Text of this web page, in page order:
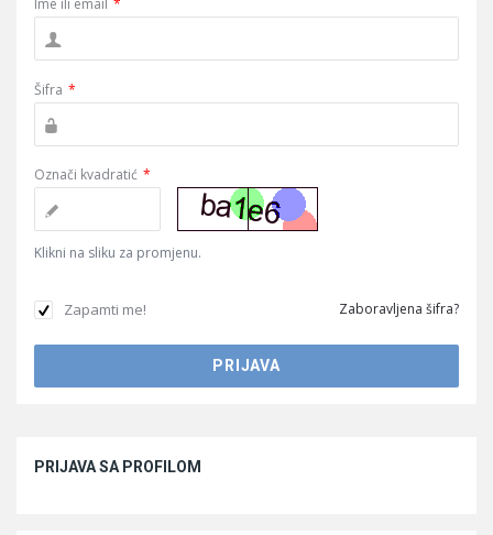
Šifra *
Označi kvadratić *
Klikni na sliku za promjenu.
Zapamti me! Zaboravljena šifra?
PRIJAVA SA PROFILOM